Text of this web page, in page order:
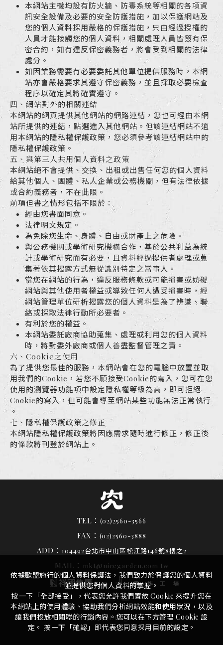
本網站主機均設有防火牆、防毒系統等相關的各項資
訊安全設備及必要的安全防護措施，加以保護網站及
您的個人資料採用嚴格的保護措施，只由經過授權的
人員才能接觸您的個人資料，相關處理人員皆簽有保
密合約，如有違反保密義務者，將會受到相關的法律
處分。
如因業務需要有必要委託其他單位提供服務時，本網
站亦會嚴格要求其遵守保密義務，並且採取必要檢查
程序以確定其將確實遵守。
四、網站對外的相關連結
本網站的網頁提供其他網站的網路連結，您也可經由本網
站所提供的連結，點選進入其他網站。但該連結網站不適
用本網站的隱私權保護政策，您必須參考該連結網站中的
隱私權保護政策。
五、與第三人共用個人資料之政策
本網站絕不會提供、交換、出租或出售任何您的個人資料
給其他個人、團體、私人企業或公務機關，但有法律依據
或合約義務者，不在此限。
前項但書之情形包括不限於：
經由您書面同意。
法律明文規定。
為免除您生命、身體、自由或財產上之危險。
與公務機關或學術研究機構合作，基於公共利益為統
計或學術研究而有必要，且資料經過提供者處理或蒐
集著依其揭露方式無從識別特定之當事人。
當您在網站的行為，違反服務條款或可能損害或妨礙
網站與其他使用者權益或導致任何人遭受損害時，經
網站管理單位研析揭露您的個人資料是為了辨識、聯
絡或採取法律行動所必要者。
有利於您的權益。
本網站委託廠商協助蒐集、處理或利用您的個人資料
時，將對委外廠商或個人善盡監督管理之責。
六、Cookie之使用
為了提供您最佳的服務，本網站會在您的電腦中放置並取
用我們的Cookie，若您不願接受Cookie的寫入，您可在您
使用的瀏覽器功能項中設定隱私權等級為高，即可拒絕
Cookie的寫入，但可能會導至網站某些功能無法正常執行
。
七、隱私權保護政策之修正
本網站隱私權保護政策將因應需求隨時進行修正，修正後
的條款將刊登於網站上。
TEL： (02)2560-3566
FAX： (02)2560-3888
ADD： 104492台北市中山區松江路146號8樓之2
MAIL： mkt@nicegarden.com.tw
© 2026 究好豬Design by iBest
依據歐盟施行的個人資料保護法，我們致力於保護您的個人資料
並提供您對個人資料的掌握。
按一下「全部接受」，代表您允許我們置放 Cookie 來提升您在
本網站上的使用體驗、協助我們分析網站效能和使用狀況，以及
讓我們投放相關聯的行銷內容。您可以在下方管理 Cookie 設
定。 按一下「確認」即代表您同意採用目前的設定。